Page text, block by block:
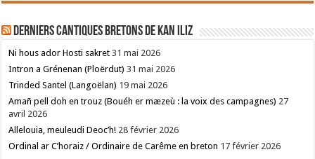
Derniers cantiques bretons de Kan Iliz
Ni hous ador Hosti sakret 31 mai 2026
Intron a Grénenan (Ploërdut) 31 mai 2026
Trinded Santel (Langoëlan) 19 mai 2026
Amañ pell doh en trouz (Bouéh er mæzeù : la voix des campagnes) 27
avril 2026
Allelouia, meuleudi Deoc’h! 28 février 2026
Ordinal ar C’horaiz / Ordinaire de Carême en breton 17 février 2026